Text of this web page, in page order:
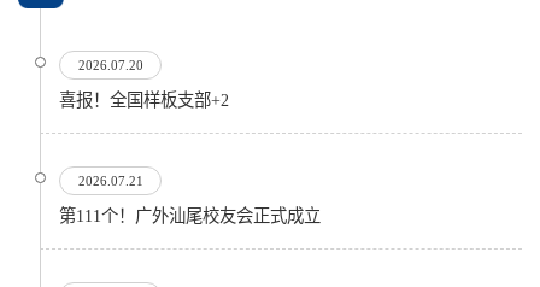
2026.07.20
喜报！全国样板支部+2
2026.07.21
第111个！广外汕尾校友会正式成立